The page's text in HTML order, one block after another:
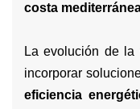
costa
La evolución de
incorporar
eficiencia